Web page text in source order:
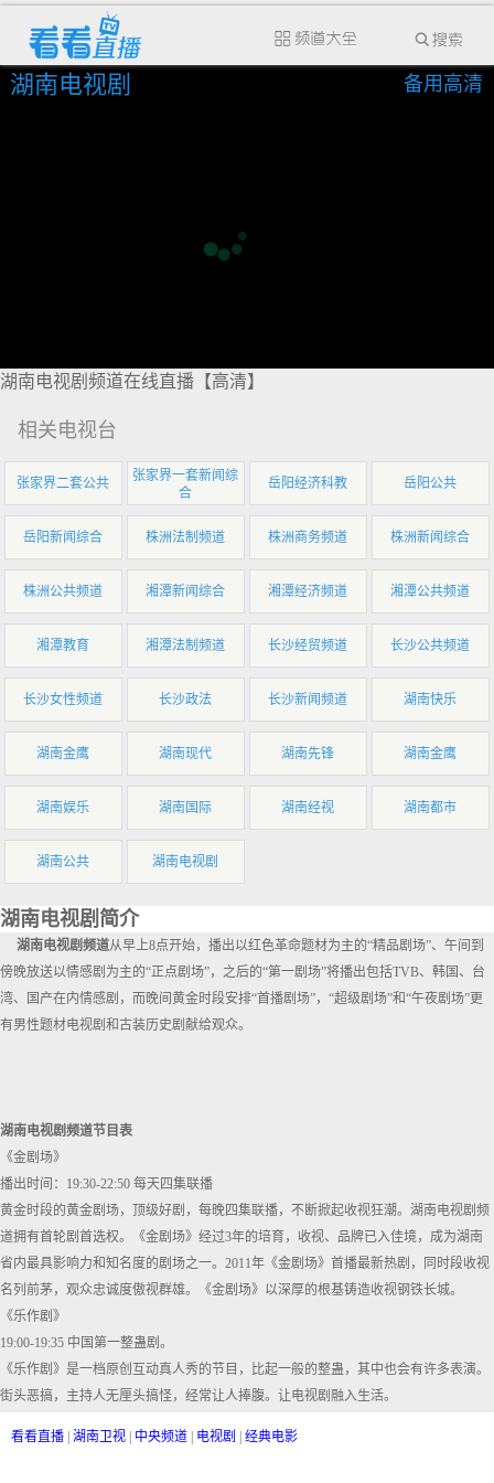
湖南电视剧 备用高清
湖南电视剧频道在线直播【高清】
相关电视台
张家界二套公共
张家界一套新闻综
合
岳阳经济科教 岳阳公共
岳阳新闻综合 株洲法制频道 株洲商务频道 株洲新闻综合
株洲公共频道 湘潭新闻综合 湘潭经济频道 湘潭公共频道
湘潭教育 湘潭法制频道 长沙经贸频道 长沙公共频道
长沙女性频道 长沙政法 长沙新闻频道 湖南快乐
湖南金鹰 湖南现代 湖南先锋 湖南金鹰
湖南娱乐 湖南国际 湖南经视 湖南都市
湖南公共 湖南电视剧
湖南电视剧简介
湖南电视剧频道从早上8点开始，播出以红色革命题材为主的“精品剧场”、午间到
傍晚放送以情感剧为主的“正点剧场”，之后的“第一剧场”将播出包括TVB、韩国、台
湾、国产在内情感剧，而晚间黄金时段安排“首播剧场”，“超级剧场”和“午夜剧场”更
有男性题材电视剧和古装历史剧献给观众。
湖南电视剧频道节目表
《金剧场》
播出时间：19:30-22:50 每天四集联播
黄金时段的黄金剧场，顶级好剧，每晚四集联播，不断掀起收视狂潮。湖南电视剧频
道拥有首轮剧首选权。《金剧场》经过3年的培育，收视、品牌已入佳境，成为湖南
省内最具影响力和知名度的剧场之一。2011年《金剧场》首播最新热剧，同时段收视
名列前茅，观众忠诚度傲视群雄。《金剧场》以深厚的根基铸造收视钢铁长城。
《乐作剧》
19:00-19:35 中国第一整蛊剧。
《乐作剧》是一档原创互动真人秀的节目，比起一般的整蛊，其中也会有许多表演。
街头恶搞，主持人无厘头搞怪，经常让人捧腹。让电视剧融入生活。
看看直播 湖南卫视 中央频道 电视剧 经典电影